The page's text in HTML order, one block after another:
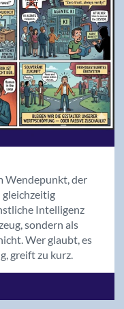
Wendepunkt, der
Intelligenz
sondern als
Wer glaubt, es
greift zu kurz.